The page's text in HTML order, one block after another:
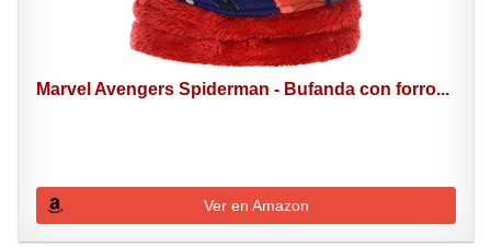
Marvel Avengers Spiderman - Bufanda con forro...
Ver en Amazon